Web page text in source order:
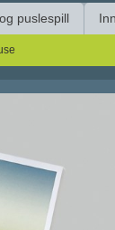
puslespill